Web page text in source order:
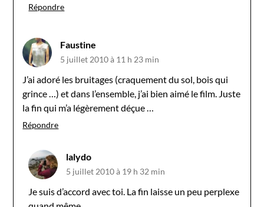
Répondre
Faustine
5 juillet 2010 à 11 h 23 min
J’ai adoré les bruitages (craquement du sol, bois qui
grince …) et dans l’ensemble, j’ai bien aimé le film. Juste
la fin qui m’a légèrement déçue …
Répondre
lalydo
5 juillet 2010 à 19 h 32 min
Je suis d’accord avec toi. La fin laisse un peu perplexe